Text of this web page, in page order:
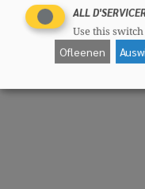
ALL
Use this
Ofleenen